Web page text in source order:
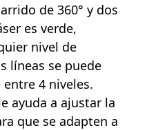
de 360° y dos
es verde,
nivel de
líneas se puede
4 niveles.
ayuda a ajustar la
que se adapten a